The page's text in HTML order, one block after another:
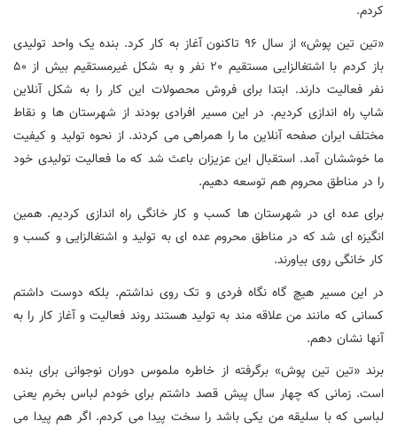
کردم.
«تین تین پوش» از سال 96 تاکنون آغاز به کار کرد. بنده یک واحد تولیدی
باز کردم با اشتغالزایی مستقیم 20 نفر و به شکل غیرمستقیم بیش از 50
نفر فعالیت دارند. ابتدا برای فروش محصولات این کار را به شکل آنلاین
شاپ راه اندازی کردیم. در این مسیر افرادی بودند از شهرستان ها و نقاط
مختلف ایران صفحه آنلاین ما را همراهی می کردند. از نحوه تولید و کیفیت
ما خوششان آمد. استقبال این عزیزان باعث شد که ما فعالیت تولیدی خود
را در مناطق محروم هم توسعه دهیم.
برای عده ای در شهرستان ها کسب و کار خانگی راه اندازی کردیم. همین
انگیزه ای شد که در مناطق محروم عده ای به تولید و اشتغالزایی و کسب و
کار خانگی روی بیاورند.
در این مسیر هیچ گاه نگاه فردی و تک روی نداشتم. بلکه دوست داشتم
کسانی که مانند من علاقه مند به تولید هستند روند فعالیت و آغاز کار را به
آنها نشان دهم.
برند «تین تین پوش» برگرفته از خاطره ملموس دوران نوجوانی برای بنده
است. زمانی که چهار سال پیش قصد داشتم برای خودم لباس بخرم یعنی
لباسی که با سلیقه من یکی باشد را سخت پیدا می کردم. اگر هم پیدا می